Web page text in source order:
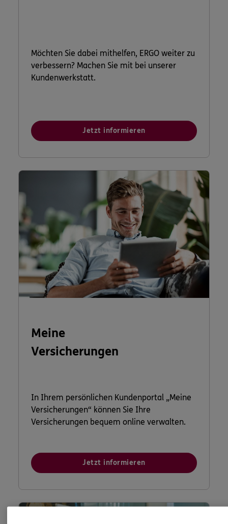
Möchten Sie dabei mithelfen, ERGO weiter zu
verbessern? Machen Sie mit bei unserer
Kundenwerkstatt.
Jetzt informieren
Meine
Versicherungen
In Ihrem persönlichen Kundenportal „Meine
Versicherungen“ können Sie Ihre
Versicherungen bequem online verwalten.
Jetzt informieren